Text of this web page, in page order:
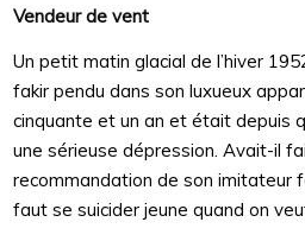
Vendeur de vent
Un petit matin glacial de l’hiver
fakir pendu dans son luxueux
cinquante et un an et était depuis
une sérieuse dépression. Avait-il
recommandation de son imitateur
faut se suicider jeune quand on